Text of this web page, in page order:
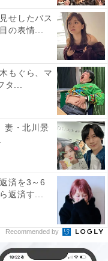
せしたバス
の表情...
もぐら、マ
タ...
妻・北川景
済を3～6
返済す...
Recommended by